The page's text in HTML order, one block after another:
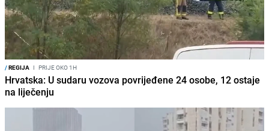
/REGIJA I PRIJE OKO 1H
Hrvatska: U sudaru vozova povrijeđene 24 osobe, 12 ostaje
na liječenju